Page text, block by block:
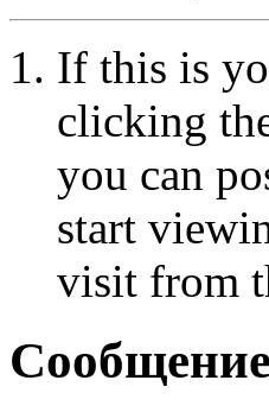
If this is
clicking
you can
start
visit from